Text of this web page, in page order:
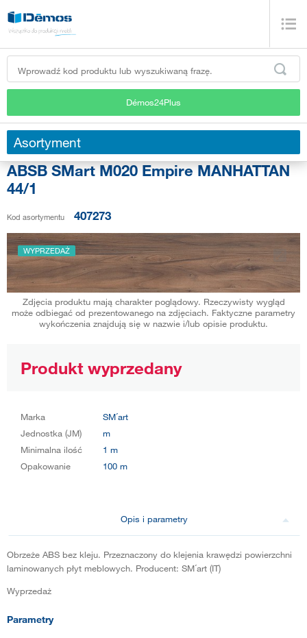
Démos24Plus
Asortyment
ABSB SMart M020 Empire MANHATTAN
44/1
Kod asortymentu 407273
WYPRZEDAŻ
Zdjęcia produktu mają charakter poglądowy. Rzeczywisty wygląd
może odbiegać od prezentowanego na zdjęciach. Faktyczne parametry
wykończenia znajdują się w nazwie i/lub opisie produktu.
Produkt wyprzedany
Marka
SM´art
Jednostka (JM)
m
Minimalna ilość
1 m
Opakowanie
100 m
Opis i parametry
Obrzeże ABS bez kleju. Przeznaczony do klejenia krawędzi powierzchni
laminowanych płyt meblowych. Producent: SM´art (IT)
Wyprzedaż
Parametry